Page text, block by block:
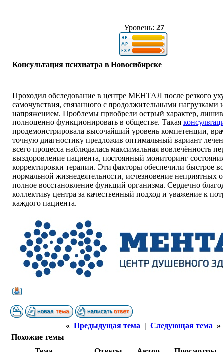
Уровень: 27
Консультация психиатра в Новосибирске
Проходил обследование в центре МЕНТАЛ после резкого
самочувствия, связанного с продолжительными нагрузками
напряжением. Проблемы приобрели острый характер,
полноценно функционировать в обществе. Такая
продемонстрировала высочайший уровень компетенции,
точную диагностику предложив оптимальный вариант
всего процесса наблюдалась максимальная вовлечённость
выздоровление пациента, постоянный мониторинг
корректировки терапии. Эти факторы обеспечили быстрое
нормальной жизнедеятельности, исчезновение
полное восстановление функций организма. Сердечно
коллективу центра за качественный подход и уважение к
каждого пациента.
« Предыдущая тема | Следующая тема »
Похожие темы